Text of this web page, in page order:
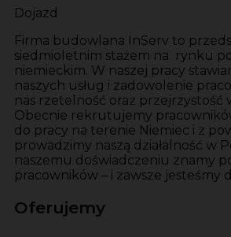
Dojazd
Firma budowlana InServ to
siedmioletnim stażem na rynku
niemieckim. W naszej pracy
naszych usług i zadowolenie
nas rzetelność oraz przejrzystość
Obecnie rekrutujemy
do pracy na terenie Niemiec i z
prowadzimy naszą działalność w
naszemu doświadczeniu znamy
pracowników – i zawsze jesteśmy
Oferujemy